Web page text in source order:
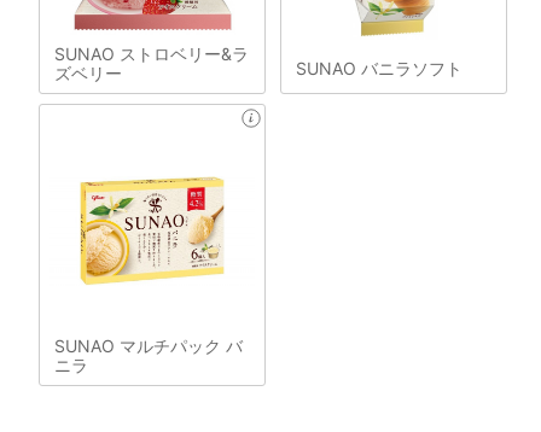
SUNAO ストロベリー&ラ
ズベリー
SUNAO バニラソフト
SUNAO マルチパック バ
ニラ